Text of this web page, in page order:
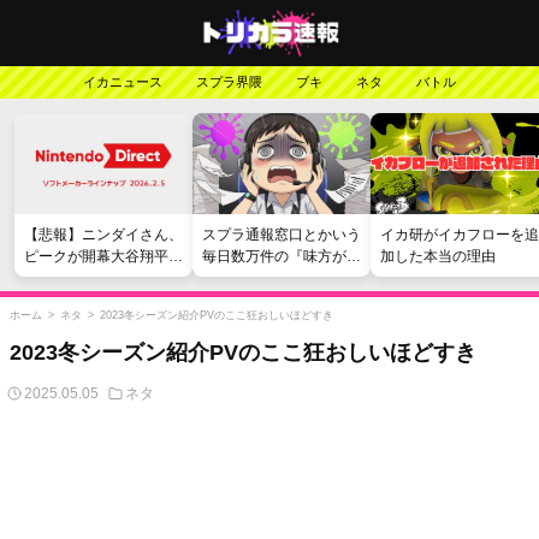
イカニュース スプラ界隈 ブキ ネタ バトル
【悲報】ニンダイさん、
ピークが開幕大谷翔平の
がっかりダイレクトだっ
たと言われてしまう
スプラ通報窓口とかいう
毎日数万件の『味方が弱
い』愚痴を読まされる苦
行
イカ研がイカフローを追
加した本当の理由
ホーム > ネタ > 2023冬シーズン紹介PVのここ狂おしいほどすき
2023冬シーズン紹介PVのここ狂おしいほどすき
2025.05.05 ネタ